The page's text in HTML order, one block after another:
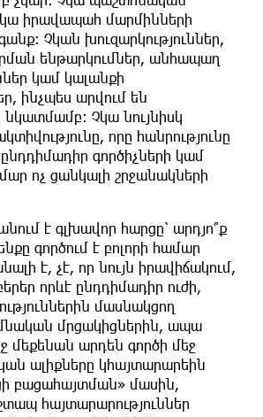
իրավապահ մարմինների
Չկան խուզարկություններ,
ենթարկումներ, անհապաղ
կամ կալանքի
ինչպես արվում են
Չկա նույնիսկ
որը հանրությունը
գործիչների կամ
ոչ ցանկալի շրջանակների
է գլխավոր հարցը՝ արդյո՞ք
գործում է բոլորի համար
է, չէ, որ նույն իրավիճակում,
որևէ ընդդիմադիր ուժի,
մասնակցող
մրցակիցներին, ապա
արդեն գործի մեջ
ալիքները կհայտարարեին
բացահայտման» մասին,
հայտարարություններ